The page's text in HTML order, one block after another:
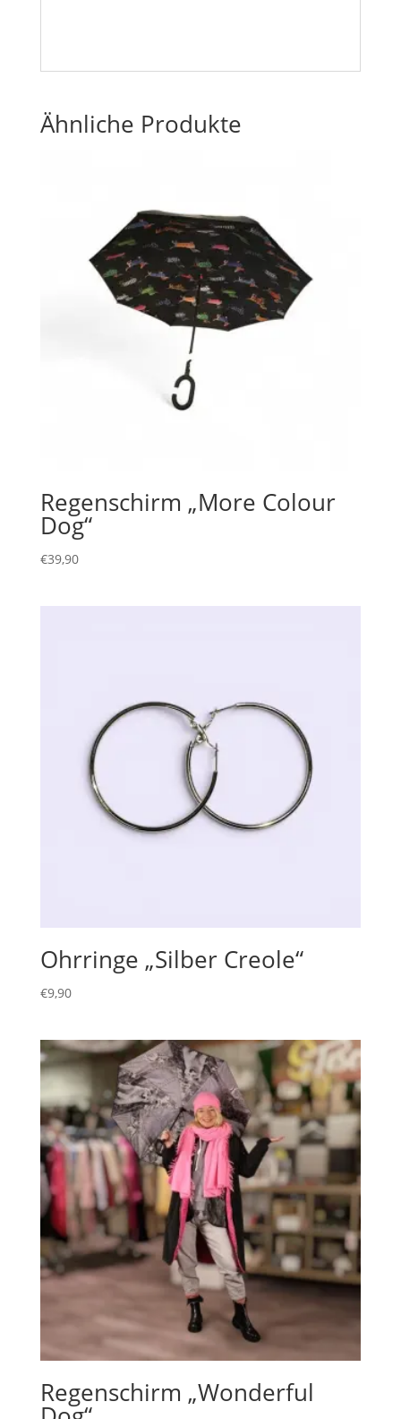
Ähnliche Produkte
Regenschirm „More Colour
Dog“
€39,90
Ohrringe „Silber Creole“
€9,90
Regenschirm „Wonderful